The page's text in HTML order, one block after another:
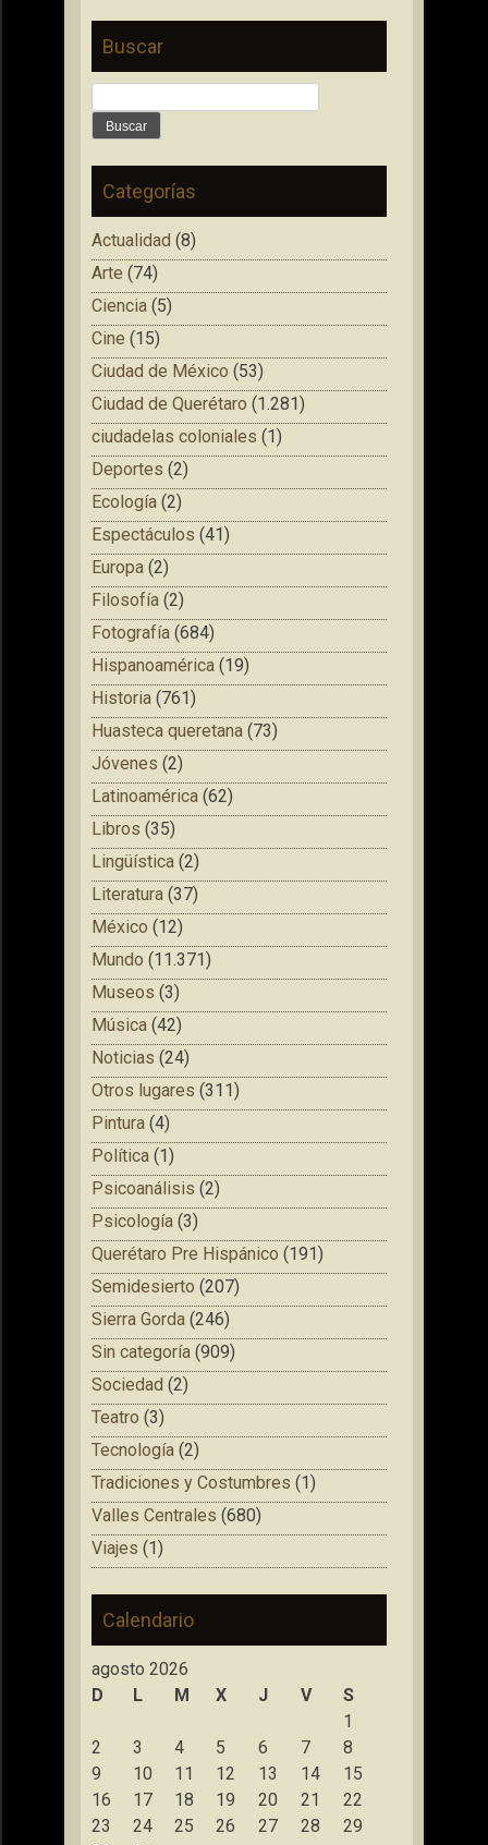
Buscar
Categorías
Actualidad (8)
Arte (74)
Ciencia (5)
Cine (15)
Ciudad de México (53)
Ciudad de Querétaro (1.281)
ciudadelas coloniales (1)
Deportes (2)
Ecología (2)
Espectáculos (41)
Europa (2)
Filosofía (2)
Fotografía (684)
Hispanoamérica (19)
Historia (761)
Huasteca queretana (73)
Jóvenes (2)
Latinoamérica (62)
Libros (35)
Lingüística (2)
Literatura (37)
México (12)
Mundo (11.371)
Museos (3)
Música (42)
Noticias (24)
Otros lugares (311)
Pintura (4)
Política (1)
Psicoanálisis (2)
Psicología (3)
Querétaro Pre Hispánico (191)
Semidesierto (207)
Sierra Gorda (246)
Sin categoría (909)
Sociedad (2)
Teatro (3)
Tecnología (2)
Tradiciones y Costumbres (1)
Valles Centrales (680)
Viajes (1)
Calendario
agosto 2026
D
L M X J V
S
1
2
3 4 5 6 7
8
9
10 11 12 13 14
15
16
17 18 19 20 21
22
23
24 25 26 27 28
29